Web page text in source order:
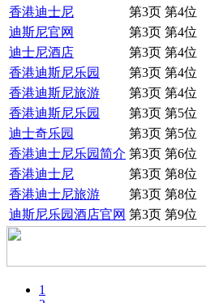
香港迪士尼
第3页 第4位
迪斯尼官网
第3页 第4位
迪士尼酒店
第3页 第4位
香港迪斯尼乐园
第3页 第4位
香港迪斯尼旅游
第3页 第4位
香港迪斯尼乐园
第3页 第5位
迪士奇乐园
第3页 第5位
香港迪士尼乐园简介 第3页 第6位
香港迪士尼
第3页 第8位
香港迪士尼旅游
第3页 第8位
迪斯尼乐园酒店官网 第3页 第9位
1